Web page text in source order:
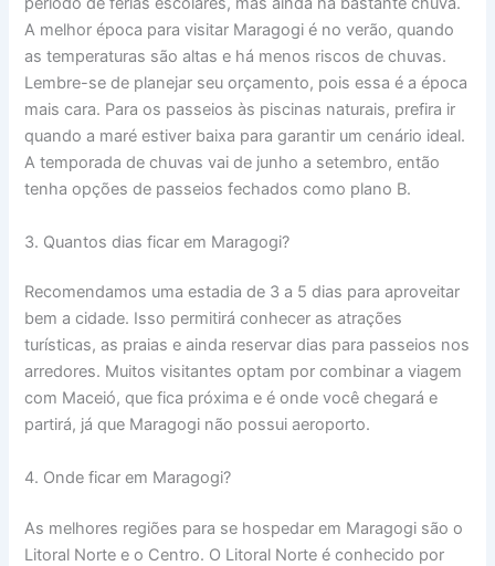
A melhor época para visitar Maragogi é no verão, quando
as temperaturas são altas e há menos riscos de chuvas.
Lembre-se de planejar seu orçamento, pois essa é a época
mais cara. Para os passeios às piscinas naturais, prefira ir
quando a maré estiver baixa para garantir um cenário ideal.
A temporada de chuvas vai de junho a setembro, então
tenha opções de passeios fechados como plano B.
3. Quantos dias ficar em Maragogi?
Recomendamos uma estadia de 3 a 5 dias para aproveitar
bem a cidade. Isso permitirá conhecer as atrações
turísticas, as praias e ainda reservar dias para passeios nos
arredores. Muitos visitantes optam por combinar a viagem
com Maceió, que fica próxima e é onde você chegará e
partirá, já que Maragogi não possui aeroporto.
4. Onde ficar em Maragogi?
As melhores regiões para se hospedar em Maragogi são o
Litoral Norte e o Centro. O Litoral Norte é conhecido por